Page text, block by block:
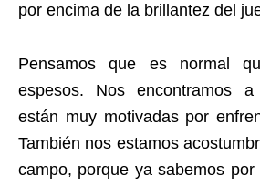
por encima de la brillantez del
Pensamos que es normal
espesos. Nos encontramos
están muy motivadas por
También nos estamos
campo, porque ya sabemos por